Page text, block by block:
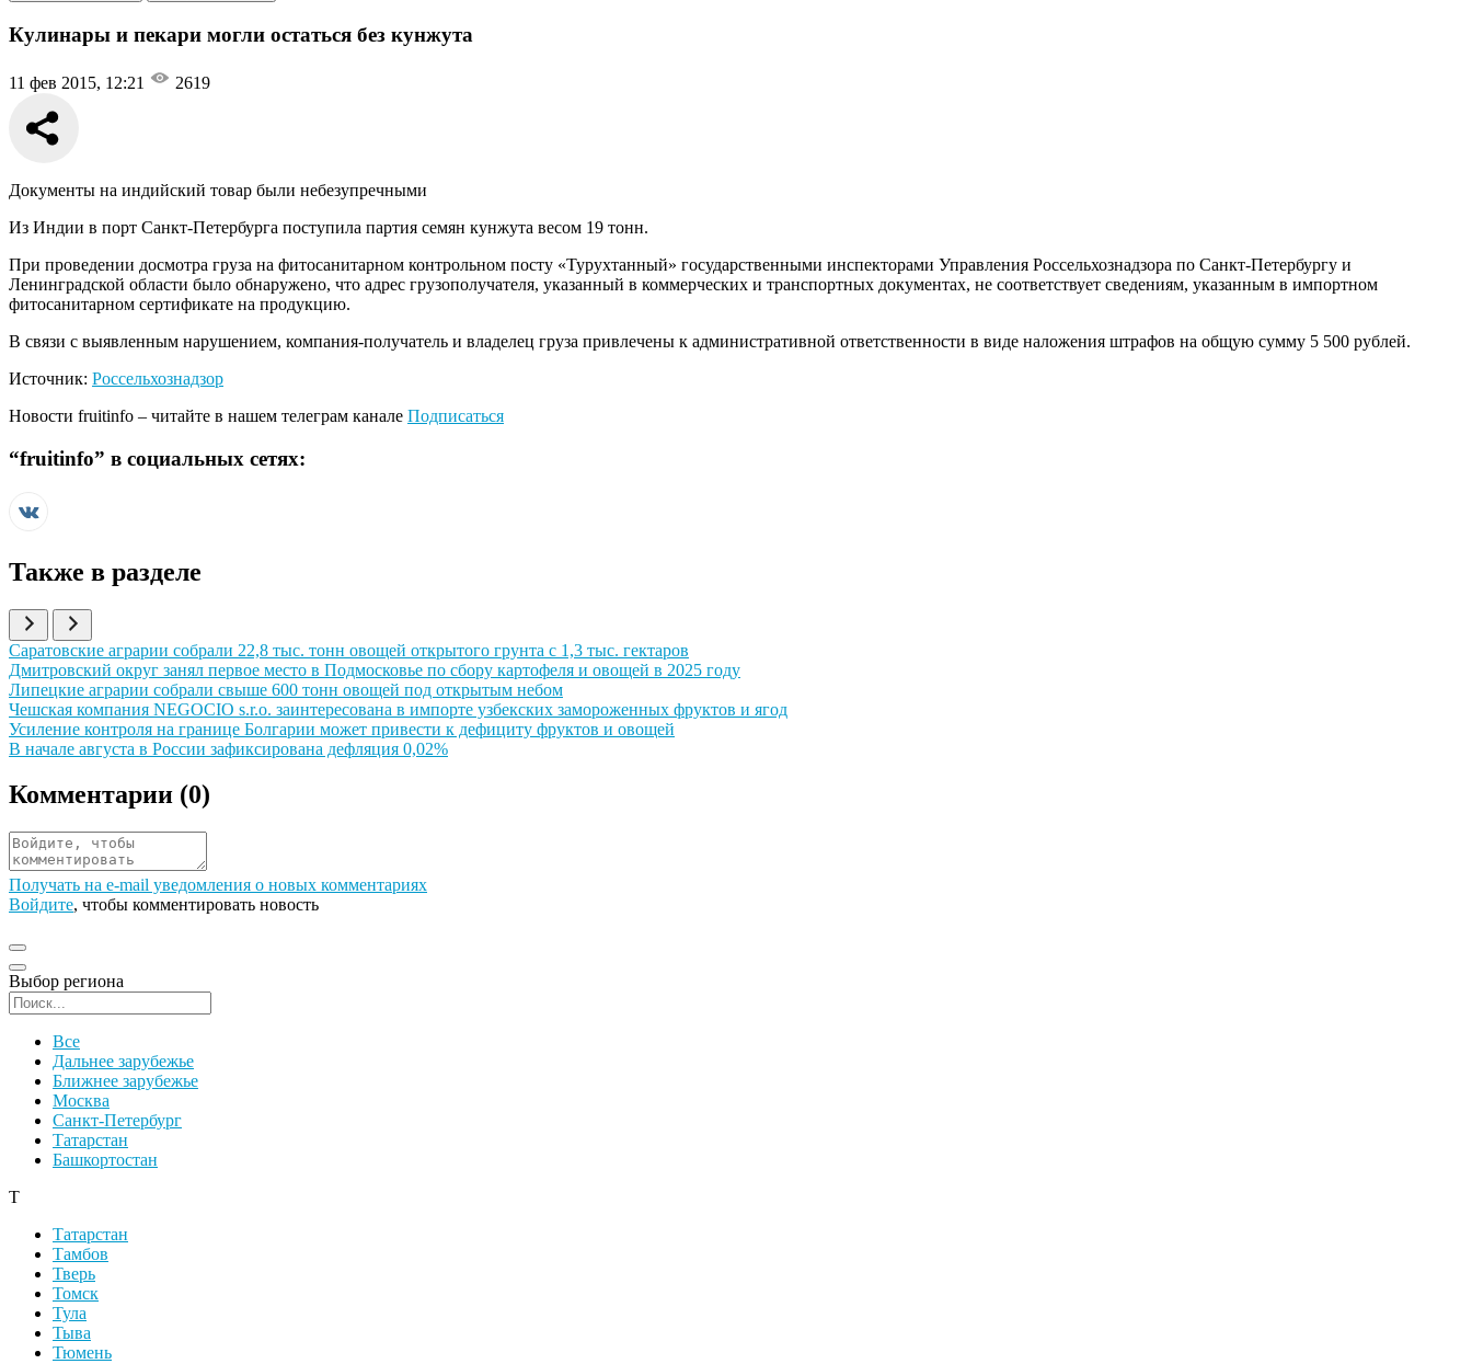
Кулинары и пекари могли остаться без кунжута
11 фев 2015, 12:21 2619
Документы на индийский товар были небезупречными
Из Индии в порт Санкт-Петербурга поступила партия семян кунжута весом 19 тонн.
При проведении досмотра груза на фитосанитарном контрольном посту «Турухтанный» государственными инспекторами Управления Россельхознадзора по Санкт-Петербургу и
Ленинградской области было обнаружено, что адрес грузополучателя, указанный в коммерческих и транспортных документах, не соответствует сведениям, указанным в импортном
фитосанитарном сертификате на продукцию.
В связи с выявленным нарушением, компания-получатель и владелец груза привлечены к административной ответственности в виде наложения штрафов на общую сумму 5 500 рублей.
Источник: Россельхознадзор
Новости fruitinfo – читайте в нашем телеграм канале Подписаться
“fruitinfo” в социальных сетях:
Также в разделе
Иллюстрация новости
Саратовские аграрии собрали 22,8 тыс. тонн овощей открытого грунта с 1,3 тыс. гектаров
Иллюстрация новости
Дмитровский округ занял первое место в Подмосковье по сбору картофеля и овощей в 2025 году
Иллюстрация новости
Липецкие аграрии собрали свыше 600 тонн овощей под открытым небом
Иллюстрация новости
Чешская компания NEGOCIO s.r.o. заинтересована в импорте узбекских замороженных фруктов и ягод
Иллюстрация новости
Усиление контроля на границе Болгарии может привести к дефициту фруктов и овощей
Иллюстрация новости
В начале августа в России зафиксирована дефляция 0,02%
Комментарии (0)
Получать на e‑mail уведомления о новых комментариях
Войдите, чтобы комментировать новость
Выбор региона
Все
Дальнее зарубежье
Ближнее зарубежье
Москва
Санкт-Петербург
Татарстан
Башкортостан
Т
Татарстан
Тамбов
Тверь
Томск
Тула
Тыва
Тюмень